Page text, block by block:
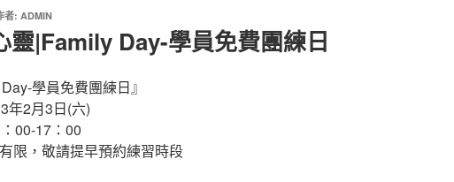
者: ADMIN
靈|Family Day-學員免費團練日
Day-學員免費團練日』
年2月3日(六)
00-17：00
限，敬請提早預約練習時段